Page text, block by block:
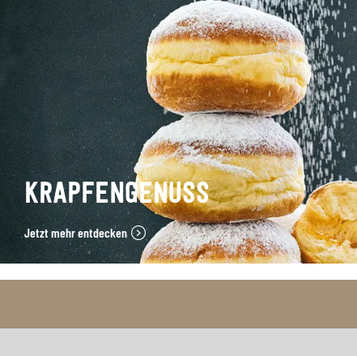
KRAPFENGENUSS
Jetzt mehr entdecken